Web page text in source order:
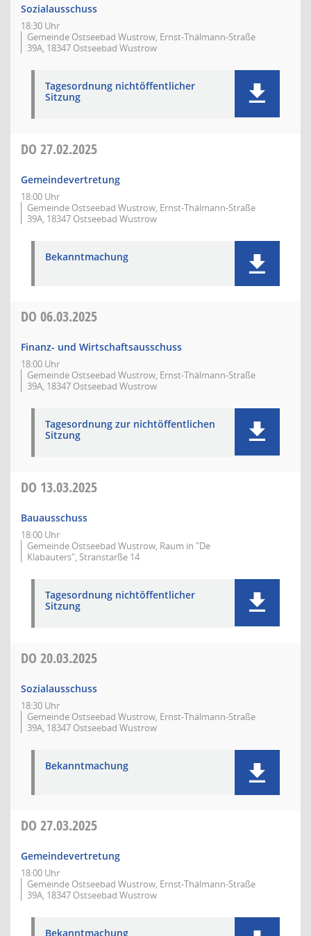
Sozialausschuss
18:30 Uhr
Gemeinde Ostseebad Wustrow, Ernst-Thälmann-Straße
39A, 18347 Ostseebad Wustrow
Tagesordnung nichtöffentlicher
Sitzung
DO 27.02.2025
Gemeindevertretung
18:00 Uhr
Gemeinde Ostseebad Wustrow, Ernst-Thälmann-Straße
39A, 18347 Ostseebad Wustrow
Bekanntmachung
DO 06.03.2025
Finanz- und Wirtschaftsausschuss
18:00 Uhr
Gemeinde Ostseebad Wustrow, Ernst-Thälmann-Straße
39A, 18347 Ostseebad Wustrow
Tagesordnung zur nichtöffentlichen
Sitzung
DO 13.03.2025
Bauausschuss
18:00 Uhr
Gemeinde Ostseebad Wustrow, Raum in "De
Klabauters", Stranstarße 14
Tagesordnung nichtöffentlicher
Sitzung
DO 20.03.2025
Sozialausschuss
18:30 Uhr
Gemeinde Ostseebad Wustrow, Ernst-Thälmann-Straße
39A, 18347 Ostseebad Wustrow
Bekanntmachung
DO 27.03.2025
Gemeindevertretung
18:00 Uhr
Gemeinde Ostseebad Wustrow, Ernst-Thälmann-Straße
39A, 18347 Ostseebad Wustrow
Bekanntmachung